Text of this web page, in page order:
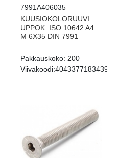
7991A406035
KUUSIOKOLORUUVI
UPPOK. ISO 10642 A4
M 6X35 DIN 7991
Pakkauskoko: 200
Viivakoodi:4043377183439